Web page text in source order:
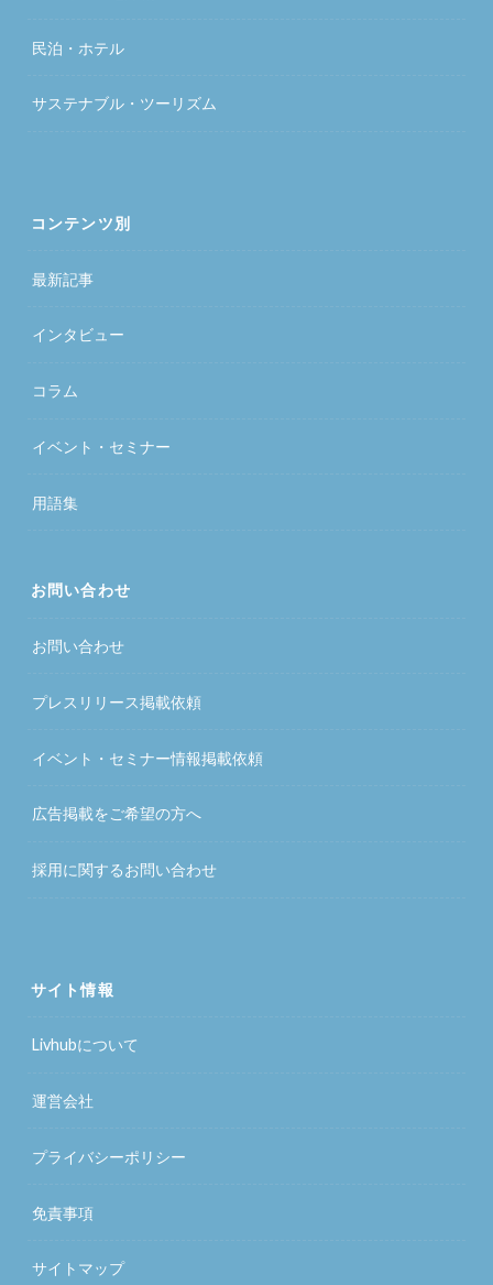
民泊・ホテル
サステナブル・ツーリズム
コンテンツ別
最新記事
インタビュー
コラム
イベント・セミナー
用語集
お問い合わせ
お問い合わせ
プレスリリース掲載依頼
イベント・セミナー情報掲載依頼
広告掲載をご希望の方へ
採用に関するお問い合わせ
サイト情報
Livhubについて
運営会社
プライバシーポリシー
免責事項
サイトマップ